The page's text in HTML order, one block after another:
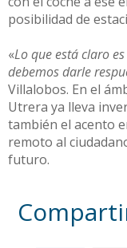
posibilidad de
«Lo que está claro
debemos darle
Villalobos. En el
Utrera ya lleva
también el acento
remoto al
futuro.